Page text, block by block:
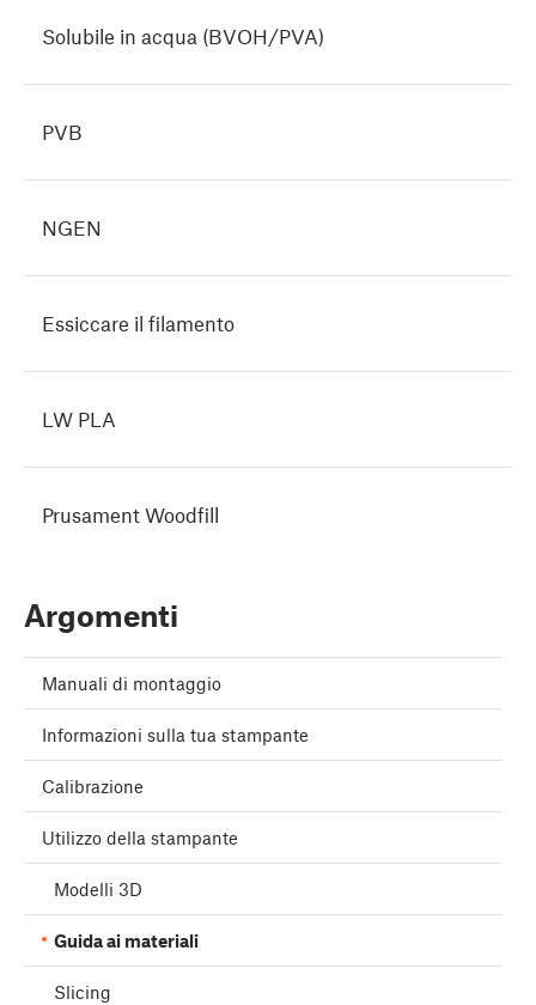
Solubile in acqua (BVOH/PVA)
PVB
NGEN
Essiccare il filamento
LW PLA
Prusament Woodfill
Argomenti
Manuali di montaggio
Informazioni sulla tua stampante
Calibrazione
Utilizzo della stampante
Modelli 3D
Guida ai materiali
Slicing